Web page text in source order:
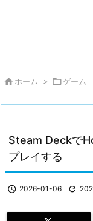
 ホーム > ゲーム
Steam Deckで
プレイする
 2026-01-06 